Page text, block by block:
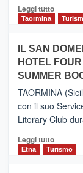
e
Zanzibar
da
Neos
Leggi tuttoLeggi
ETNEO
–
Meta
turistica
secondo
dati
di
Taormina
IL SAN
HOTEL
SUMMER
TAORMINA
con il suo
Literary Club
Leggi tuttoLeggi
di
Etna Turismo